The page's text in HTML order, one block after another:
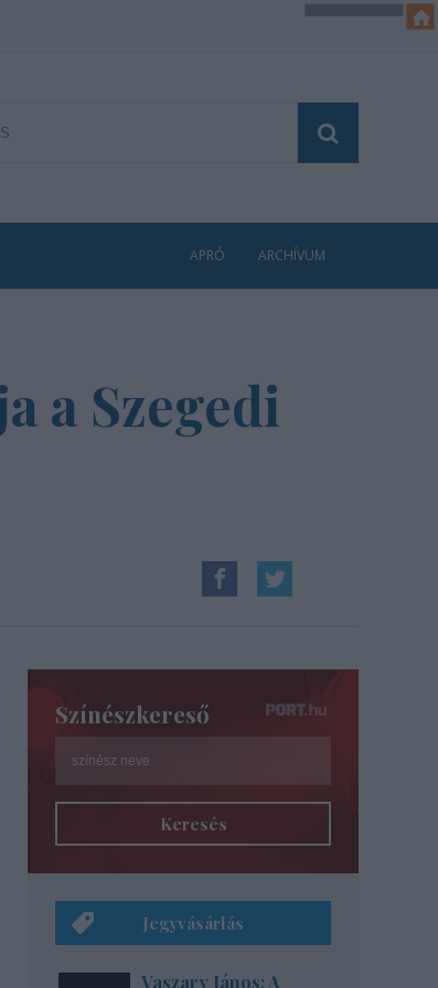
APRÓ ARCHÍVUM
a Szegedi
Színészkereső
Keresés
Jegyvásárlás
Vaszary János: A